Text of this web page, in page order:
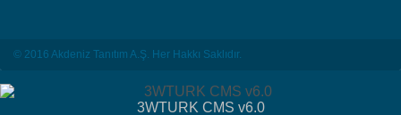
© 2016 Akdeniz Tanıtım A.Ş. Her Hakkı Saklıdır.
3WTURK CMS v6.0